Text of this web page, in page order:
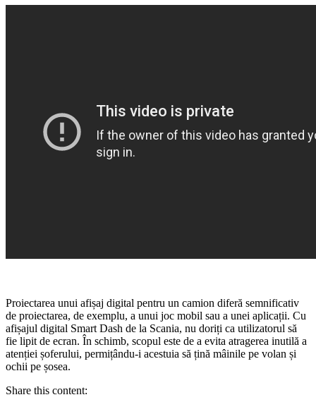
Proiectarea unui afișaj digital pentru un camion diferă semnificativ
de proiectarea, de exemplu, a unui joc mobil sau a unei aplicații. Cu
afișajul digital Smart Dash de la Scania, nu doriți ca utilizatorul să
fie lipit de ecran. În schimb, scopul este de a evita atragerea inutilă a
atenției șoferului, permițându-i acestuia să țină mâinile pe volan și
ochii pe șosea.
Share this content: